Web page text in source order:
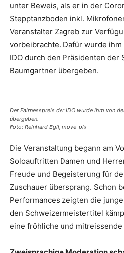
unter Beweis, als er in der
Stepptanzboden inkl.
Veranstalter Zagreb zur
vorbeibrachte. Dafür wurde
IDO durch den Präsidenten der
Baumgartner übergeben.
Der Fairnesspreis der IDO wurde ihm von
übergeben.
Foto: Reinhard Egli, move-pix
Die Veranstaltung begann am
Soloauftritten Damen und
Freude und Begeisterung für
Zuschauer übersprang. Schon
Performances zeigten die
den Schweizermeistertitel
eine fröhliche und mitreissende